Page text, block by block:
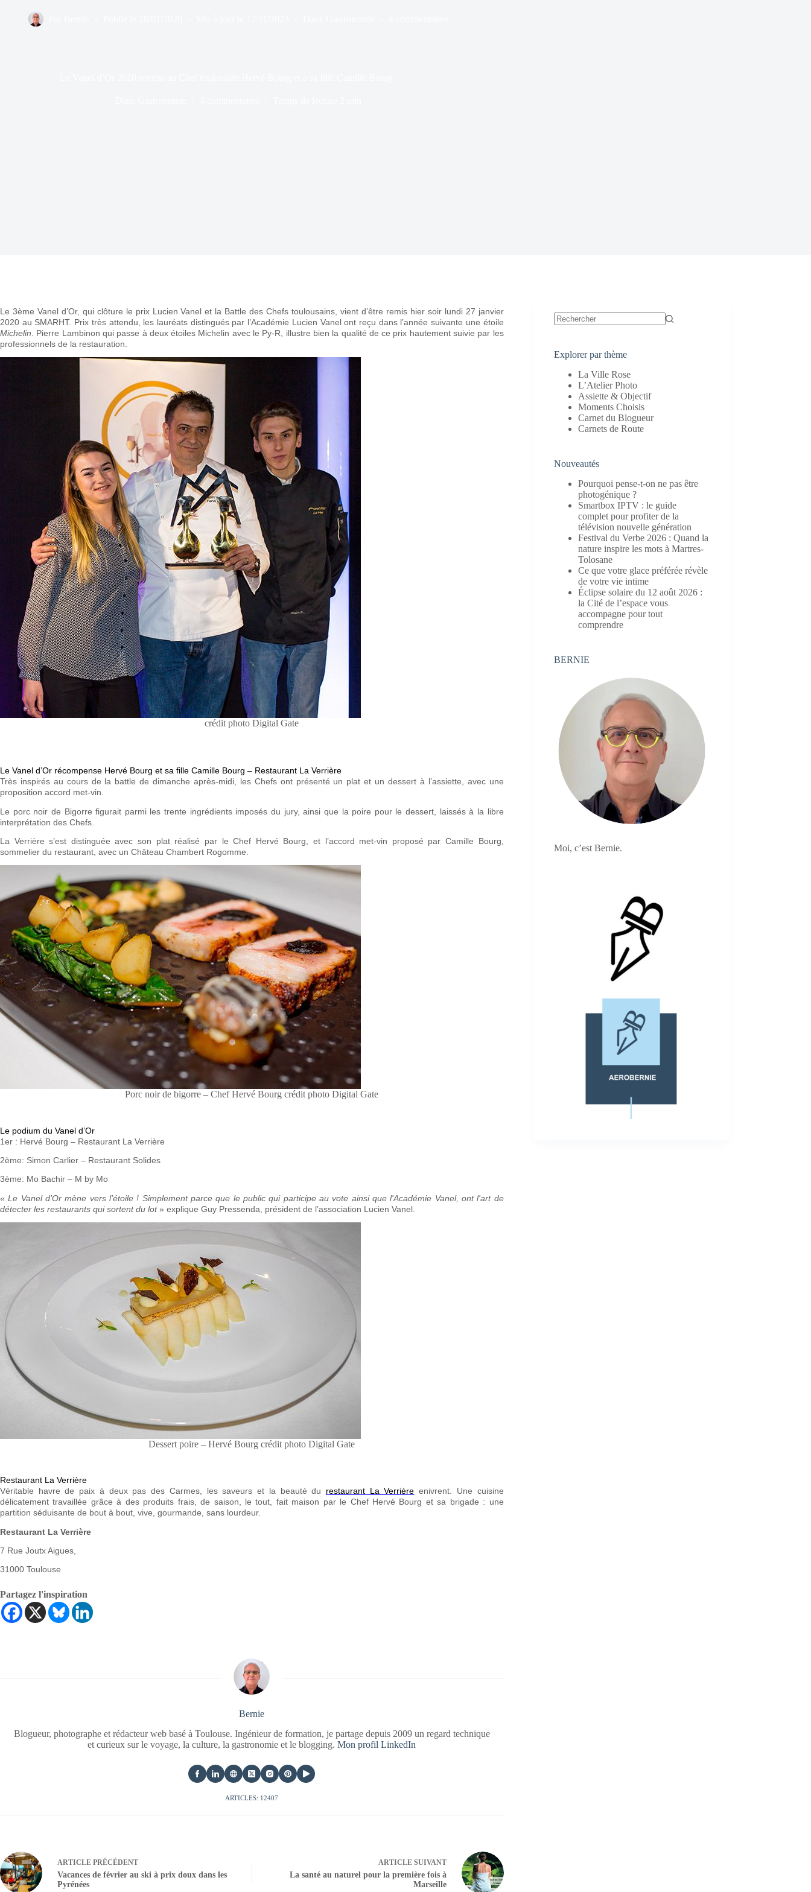
Le 3ème Vanel d’Or, qui clôture le prix Lucien Vanel et la Battle des Chefs toulousains, vient d’être remis hier soir lundi 27 janvier
2020 au SMARHT. Prix très attendu, les lauréats distingués par l’Académie Lucien Vanel ont reçu dans l’année suivante une étoile
Michelin . Pierre Lambinon qui passe à deux étoiles Michelin avec le Py-R, illustre bien la qualité de ce prix hautement suivie par les
professionnels de la restauration.
crédit photo Digital Gate
Le Vanel d’Or récompense Hervé Bourg et sa fille Camille Bourg – Restaurant La Verrière
Très inspirés au cours de la battle de dimanche après-midi, les Chefs ont présenté un plat et un dessert à l’assiette, avec une
proposition accord met-vin.
Le porc noir de Bigorre figurait parmi les trente ingrédients imposés du jury, ainsi que la poire pour le dessert, laissés à la libre
interprétation des Chefs.
La Verrière s’est distinguée avec son plat réalisé par le Chef Hervé Bourg, et l’accord met-vin proposé par Camille Bourg,
sommelier du restaurant, avec un Château Chambert Rogomme.
Porc noir de bigorre – Chef Hervé Bourg crédit photo Digital Gate
Le podium du Vanel d’Or
1er : Hervé Bourg – Restaurant La Verrière
2ème: Simon Carlier – Restaurant Solides
3ème: Mo Bachir – M by Mo
« Le Vanel d’Or mène vers l’étoile ! Simplement parce que le public qui participe au vote ainsi que l'Académie Vanel, ont l'art de
détecter les restaurants qui sortent du lot» explique Guy Pressenda, président de l’association Lucien Vanel.
Dessert poire – Hervé Bourg crédit photo Digital Gate
Restaurant La Verrière
Véritable havre de paix à deux pas des Carmes, les saveurs et la beauté du restaurant La Verrière enivrent. Une cuisine
délicatement travaillée grâce à des produits frais, de saison, le tout, fait maison par le Chef Hervé Bourg et sa brigade : une
partition séduisante de bout à bout, vive, gourmande, sans lourdeur.
Restaurant La Verrière
7 Rue Joutx Aigues,
31000 Toulouse
Partagez l'inspiration
Bernie
Blogueur, photographe et rédacteur web basé à Toulouse. Ingénieur de formation, je partage depuis 2009 un regard technique
et curieux sur le voyage, la culture, la gastronomie et le blogging.Mon profil LinkedIn
ARTICLES: 12407
ARTICLE PRÉCÉDENT
Vacances de février au ski à prix doux dans les
Pyrénées
ARTICLESUIVANT
La santé au naturel pour la première fois à
Marseille
Explorer par thème
La Ville Rose
L’Atelier Photo
Assiette & Objectif
Moments Choisis
Carnet du Blogueur
Carnets de Route
Nouveautés
Pourquoi pense-t-on ne pas être
photogénique ?
Smartbox IPTV : le guide
complet pour profiter de la
télévision nouvelle génération
Festival du Verbe 2026 : Quand la
nature inspire les mots à Martres-
Tolosane
Ce que votre glace préférée révèle
de votre vie intime
Éclipse solaire du 12 août 2026 :
la Cité de l’espace vous
accompagne pour tout
comprendre
BERNIE
Moi, c’est Bernie.